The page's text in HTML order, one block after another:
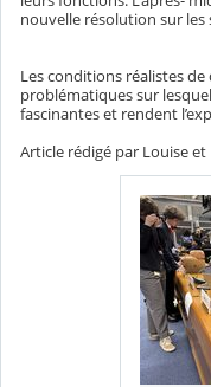
nouvelle résolution sur les
Les conditions réalistes
problématiques sur
fascinantes et rendent
Article rédigé par Louise